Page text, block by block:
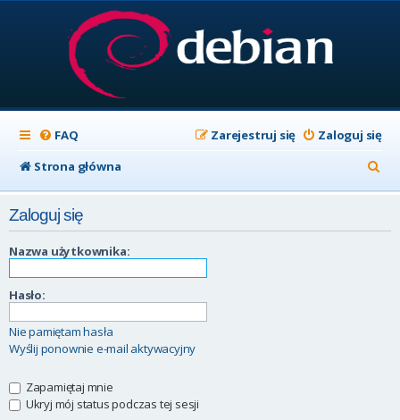
FAQ Zaloguj się
Zarejestruj się
Strona główna
z
Zaloguj się
Nazwa użytkownika:
Hasło:
Nie pamiętam hasła
Wyślij ponownie e-mail aktywacyjny
Zapamiętaj mnie
Ukryj mój status podczas tej sesji